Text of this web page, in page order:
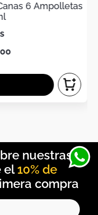
6 Ampolletas
00
10% de